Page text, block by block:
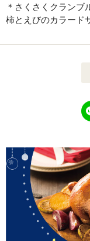
＊さくさくクランブ
柿とえびのカラード